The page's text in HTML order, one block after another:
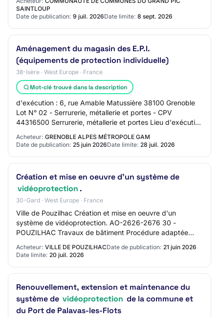
SAINTLOUP
Date de publication: 9 juil. 2026Date limite: 8 sept. 2026
Aménagement du magasin des E.P.I.
(équipements de protection individuelle)
38-Isère · West Europe · France
Mot-clé trouvé dans la description
d'exécution : 6, rue Amable Matussière 38100 Grenoble
Lot N° 02 - Serrurerie, métallerie et portes - CPV
44316500 Serrurerie, métallerie et portes Lieu d'exécution
: 6, rue Amable Matussière 38100 Gr…
Acheteur: GRENOBLE ALPES MÉTROPOLE GAM
Date de publication: 25 juin 2026Date limite: 28 juil. 2026
Création et mise en oeuvre d'un système de
vidéoprotection .
30-Gard · West Europe · France
Ville de Pouzilhac Création et mise en oeuvre d'un
système de vidéoprotection. AO-2626-2676 30 -
POUZILHAC Travaux de bâtiment Procédure adaptée
Acheteur: VILLE DE POUZILHACDate de publication: 21 juin 2026
Date limite: 20 juil. 2026
Renouvellement, extension et maintenance du
système de vidéoprotection de la commune et
du Port de Palavas-les-Flots